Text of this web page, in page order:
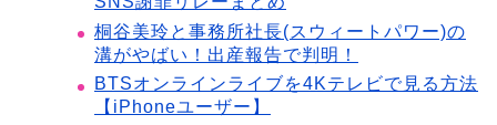
桐谷美玲と事務所社長(スウィートパワー)の
溝がやばい！出産報告で判明！
BTSオンラインライブを4Kテレビで見る方法
【iPhoneユーザー】